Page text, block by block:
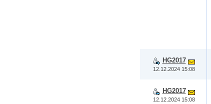
HG2017
12.12.2024 15:08
HG2017
12.12.2024 15:08